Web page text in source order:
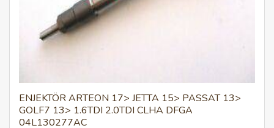
ENJEKTÖR ARTEON 17> JETTA 15> PASSAT 13>
GOLF7 13> 1.6TDI 2.0TDI CLHA DFGA
04L130277AC